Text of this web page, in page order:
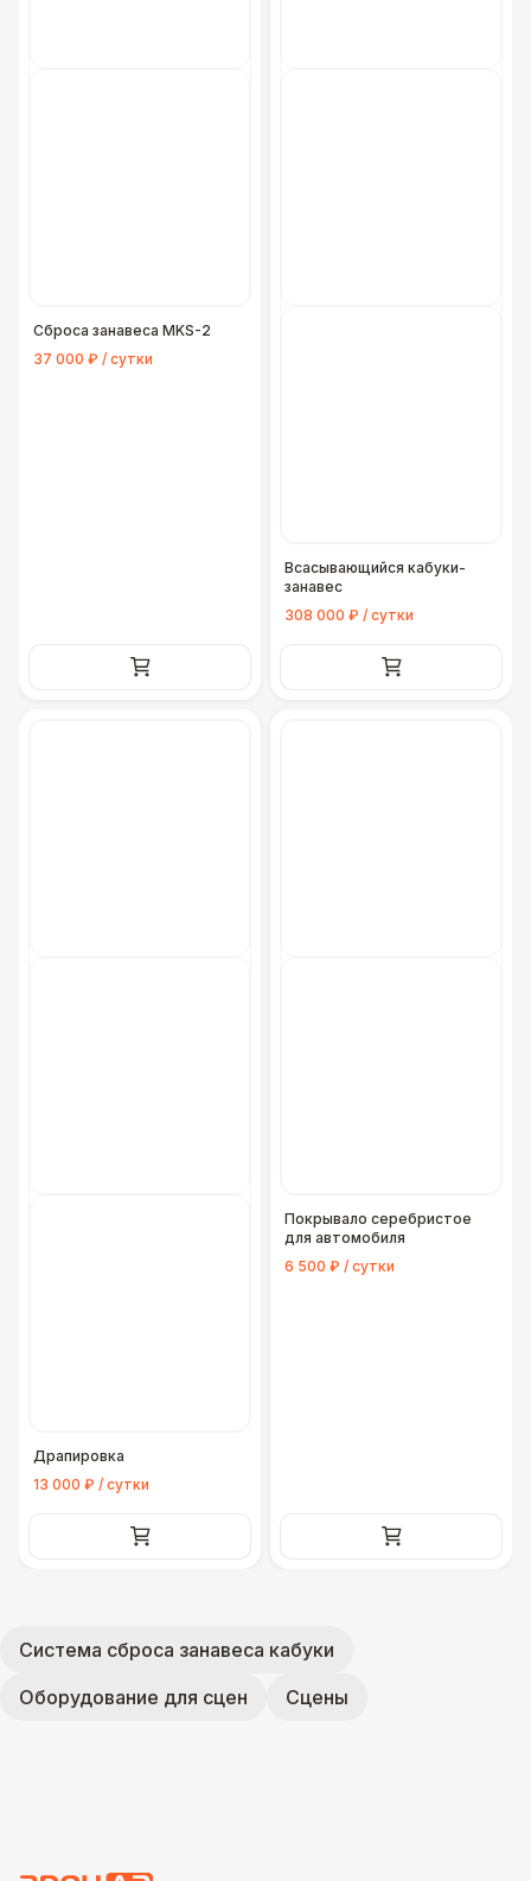
Сброса занавеса MKS-2
37 000 ₽ / сутки
Всасывающийся кабуки-
занавес
308 000 ₽ / сутки
Драпировка
13 000 ₽ / сутки
Покрывало серебристое
для автомобиля
6 500 ₽ / сутки
Система сброса занавеса кабуки
Оборудование для сцен
Сцены